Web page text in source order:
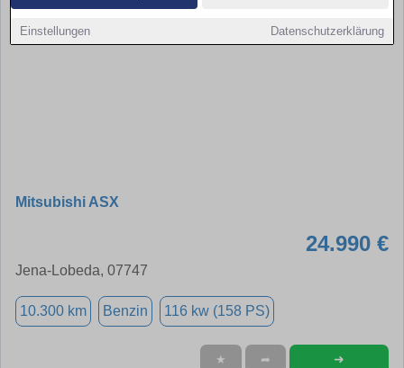
Einstellungen Datenschutzerklärung
Mitsubishi ASX
24.990 €
Jena-Lobeda, 07747
10.300 km Benzin 116 kw (158 PS)
★ ➦ ➜